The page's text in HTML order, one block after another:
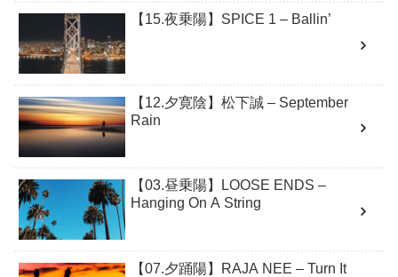
【15.夜乗陽】SPICE 1 – Ballin’
【12.夕寛陰】松下誠 – September
Rain
【03.昼乗陽】LOOSE ENDS –
Hanging On A String
【07.夕踊陽】RAJA NEE – Turn It